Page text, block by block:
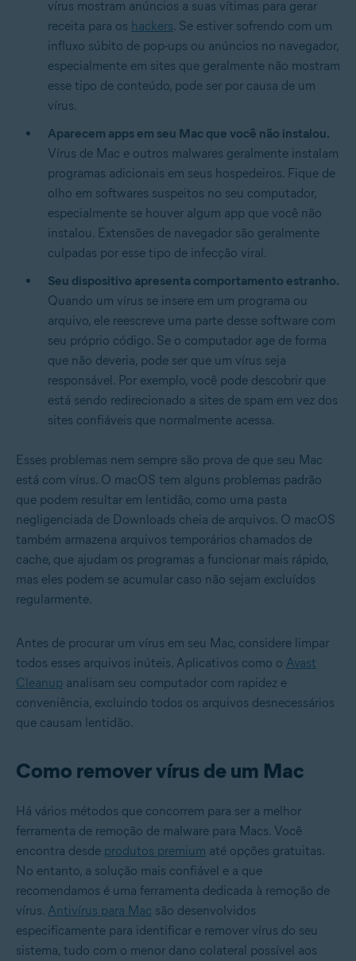
vírus mostram anúncios a suas vítimas para gerar
receita para os hackers. Se estiver sofrendo com um
influxo súbito de pop-ups ou anúncios no navegador,
especialmente em sites que geralmente não mostram
esse tipo de conteúdo, pode ser por causa de um
vírus.
Aparecem apps em seu Mac que você não instalou.
Vírus de Mac e outros malwares geralmente instalam
programas adicionais em seus hospedeiros. Fique de
olho em softwares suspeitos no seu computador,
especialmente se houver algum app que você não
instalou. Extensões de navegador são geralmente
culpadas por esse tipo de infecção viral.
Seu dispositivo apresenta comportamento estranho.
Quando um vírus se insere em um programa ou
arquivo, ele reescreve uma parte desse software com
seu próprio código. Se o computador age de forma
que não deveria, pode ser que um vírus seja
responsável. Por exemplo, você pode descobrir que
está sendo redirecionado a sites de spam em vez dos
sites confiáveis que normalmente acessa.
Esses problemas nem sempre são prova de que seu Mac
está com vírus. O macOS tem alguns problemas padrão
que podem resultar em lentidão, como uma pasta
negligenciada de Downloads cheia de arquivos. O macOS
também armazena arquivos temporários chamados de
cache, que ajudam os programas a funcionar mais rápido,
mas eles podem se acumular caso não sejam excluídos
regularmente.
Antes de procurar um vírus em seu Mac, considere limpar
todos esses arquivos inúteis. Aplicativos como o Avast
Cleanup analisam seu computador com rapidez e
conveniência, excluindo todos os arquivos desnecessários
que causam lentidão.
Como remover vírus de um Mac
Há vários métodos que concorrem para ser a melhor
ferramenta de remoção de malware para Macs. Você
encontra desde produtos premium até opções gratuitas.
No entanto, a solução mais confiável e a que
recomendamos é uma ferramenta dedicada à remoção de
vírus. Antivírus para Mac são desenvolvidos
especificamente para identificar e remover vírus do seu
sistema, tudo com o menor dano colateral possível aos